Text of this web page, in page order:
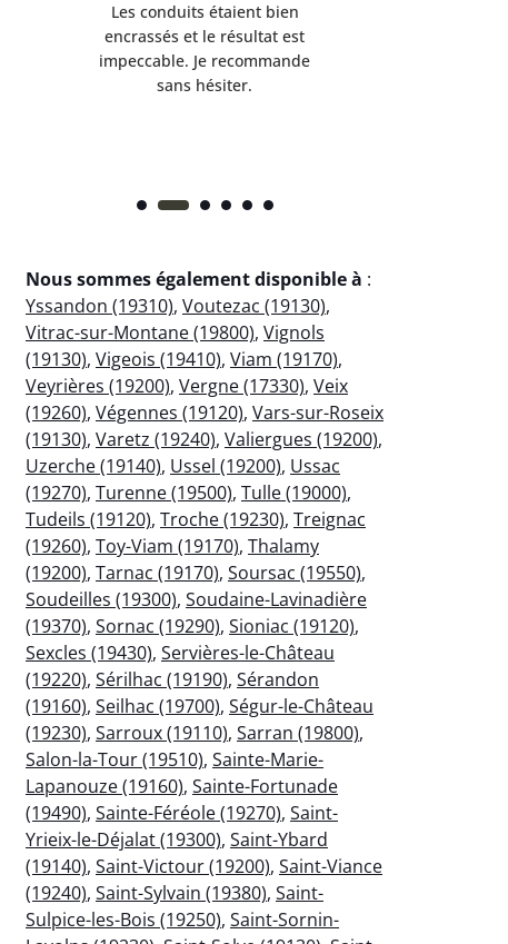
Les conduits étaient bien
encrassés et le résultat est
impeccable. Je recommande
sans hésiter.
Nous sommes également disponible à :
Yssandon (19310), Voutezac (19130),
Vitrac-sur-Montane (19800), Vignols
(19130), Vigeois (19410), Viam (19170),
Veyrières (19200), Vergne (17330), Veix
(19260), Végennes (19120), Vars-sur-Roseix
(19130), Varetz (19240), Valiergues (19200),
Uzerche (19140), Ussel (19200), Ussac
(19270), Turenne (19500), Tulle (19000),
Tudeils (19120), Troche (19230), Treignac
(19260), Toy-Viam (19170), Thalamy
(19200), Tarnac (19170), Soursac (19550),
Soudeilles (19300), Soudaine-Lavinadière
(19370), Sornac (19290), Sioniac (19120),
Sexcles (19430), Servières-le-Château
(19220), Sérilhac (19190), Sérandon
(19160), Seilhac (19700), Ségur-le-Château
(19230), Sarroux (19110), Sarran (19800),
Salon-la-Tour (19510), Sainte-Marie-
Lapanouze (19160), Sainte-Fortunade
(19490), Sainte-Féréole (19270), Saint-
Yrieix-le-Déjalat (19300), Saint-Ybard
(19140), Saint-Victour (19200), Saint-Viance
(19240), Saint-Sylvain (19380), Saint-
Sulpice-les-Bois (19250), Saint-Sornin-